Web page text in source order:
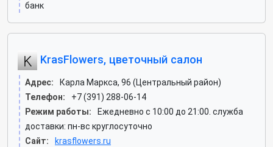
банк
KrasFlowers, цветочный салон
Адрес:
Карла Маркса, 96 (Центральный район)
Телефон:
+7 (391) 288-06-14
Режим работы:
Ежедневно с 10:00 до 21:00. служба
доставки: пн-вс круглосуточно
Сайт:
krasflowers.ru